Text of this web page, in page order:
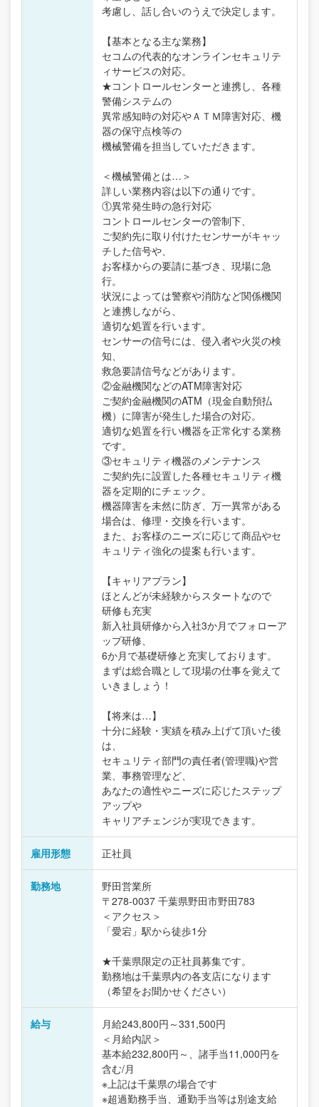
考慮し、話し合いのうえで決定します。
【基本となる主な業務】
セコムの代表的なオンラインセキュリテ
ィサービスの対応。
★コントロールセンターと連携し、各種
警備システムの
異常感知時の対応やＡＴＭ障害対応、機
器の保守点検等の
機械警備を担当していただきます。
＜機械警備とは…＞
詳しい業務内容は以下の通りです。
①異常発生時の急行対応
コントロールセンターの管制下、
ご契約先に取り付けたセンサーがキャッ
チした信号や、
お客様からの要請に基づき、現場に急
行。
状況によっては警察や消防など関係機関
と連携しながら、
適切な処置を行います。
センサーの信号には、侵入者や火災の検
知、
救急要請信号などがあります。
②金融機関などのATM障害対応
ご契約金融機関のATM（現金自動預払
機）に障害が発生した場合の対応。
適切な処置を行い機器を正常化する業務
です。
③セキュリティ機器のメンテナンス
ご契約先に設置した各種セキュリティ機
器を定期的にチェック。
機器障害を未然に防ぎ、万一異常がある
場合は、修理・交換を行います。
また、お客様のニーズに応じて商品やセ
キュリティ強化の提案も行います。
【キャリアプラン】
ほとんどが未経験からスタートなので
研修も充実
新入社員研修から入社3か月でフォローア
ップ研修、
6か月で基礎研修と充実しております。
まずは総合職として現場の仕事を覚えて
いきましょう！
【将来は…】
十分に経験・実績を積み上げて頂いた後
は、
セキュリティ部門の責任者(管理職)や営
業、事務管理など、
あなたの適性やニーズに応じたステップ
アップや
キャリアチェンジが実現できます。
雇用形態 正社員
勤務地
野田営業所
〒278-0037 千葉県野田市野田783
＜アクセス＞
「愛宕」駅から徒歩1分
★千葉県限定の正社員募集です。
勤務地は千葉県内の各支店になります
（希望をお聞かせください）
給与
月給243,800円～331,500円
＜月給内訳＞
基本給232,800円～、諸手当11,000円を
含む/月
※上記は千葉県の場合です
※超過勤務手当、通勤手当等は別途支給